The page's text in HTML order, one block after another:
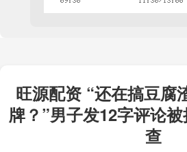
旺源配资 “还在搞豆腐
牌？”男子发12字评论
查